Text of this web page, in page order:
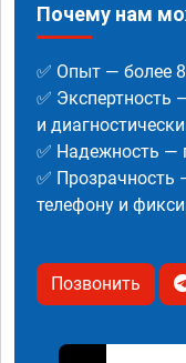
Почему нам
✅ Опыт — более
✅
и
✅ Надежность —
✅ Прозрачность
телефону и
Позвонить